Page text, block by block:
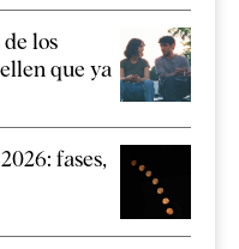
los
que ya
fases,